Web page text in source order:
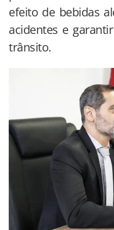
efeito de bebidas
acidentes e
trânsito.